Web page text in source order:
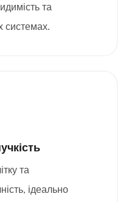
та
системах.
та
ідеально